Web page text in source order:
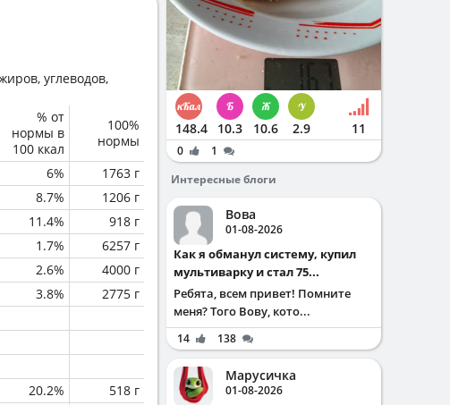
углеводов,
% от
нормы в
100 ккал
100%
нормы
6%
1763 г
8.7%
1206 г
11.4%
918 г
1.7%
6257 г
2.6%
4000 г
3.8%
2775 г
20.2%
518 г
148.4 10.3 10.6 2.9 11
0
1
Интересные блоги
Вова
01-08-2026
Как я обманул систему, купил
мультиварку и стал 75...
Ребята, всем привет! Помните
меня? Того Вову, кото...
14 138
Марусичка
01-08-2026